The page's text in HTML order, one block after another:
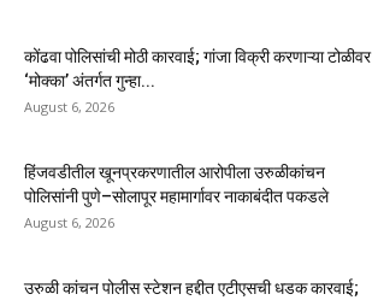
कोंढवा पोलिसांची मोठी कारवाई; गांजा विक्री करणाऱ्या टोळीवर
‘मोक्का’ अंतर्गत गुन्हा...
August 6, 2026
हिंजवडीतील खूनप्रकरणातील आरोपीला उरुळीकांचन
पोलिसांनी पुणे–सोलापूर महामार्गावर नाकाबंदीत पकडले
August 6, 2026
उरुळी कांचन पोलीस स्टेशन हद्दीत एटीएसची धडक कारवाई;